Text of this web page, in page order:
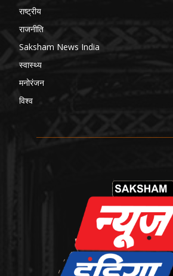
राष्ट्रीय
राजनीति
Saksham News India
स्वास्थ्य
मनोरंजन
विश्व